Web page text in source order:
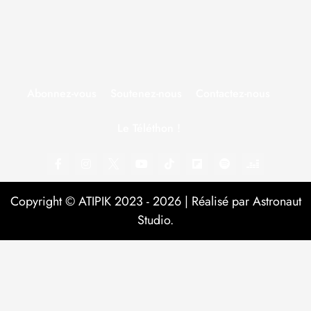
Copyright © ATIPIK 2023 - 2026 | Réalisé par Astronaut
Studio.